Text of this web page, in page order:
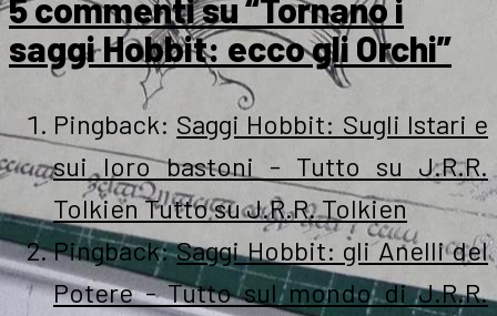
5 commenti su “Tornano i
saggi Hobbit: ecco gli Orchi”
Pingback: Saggi Hobbit: Sugli Istari e
sui loro bastoni - Tutto su J.R.R.
Tolkien Tutto su J.R.R. Tolkien
Pingback:Saggi Hobbit: gli Anelli del
Potere - Tutto sul mondo di J.R.R.